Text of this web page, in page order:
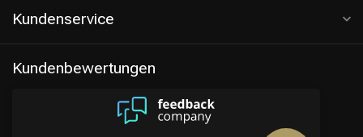
Kundenservice
Kundenbewertungen